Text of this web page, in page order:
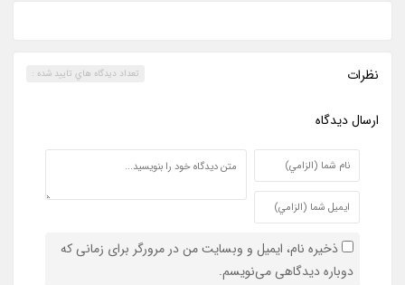
نظرات تعداد ديدگاه هاي تاييد شده :
ارسال ديدگاه
ذخیره نام، ایمیل و وبسایت من در مرورگر برای زمانی که
دوباره دیدگاهی می‌نویسم.